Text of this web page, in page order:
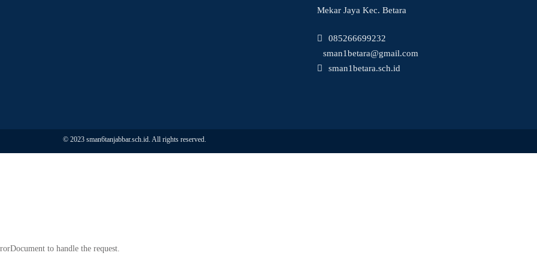
Mekar Jaya Kec. Betara
085266699232
sman1betara@gmail.com
sman1betara.sch.id
© 2023 sman6tanjabbar.sch.id. All rights reserved.
to handle the request.